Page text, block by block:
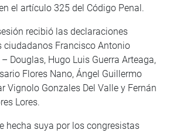
el artículo 325 del Código Penal.
recibió las declaraciones
ciudadanos Francisco Antonio
Douglas, Hugo Luis Guerra Arteaga,
Flores Nano, Ángel Guillermo
Vignolo Gonzales Del Valle y Fernán
Lores.
hecha suya por los congresistas